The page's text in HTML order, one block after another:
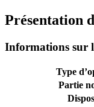
Présentation
Informations sur
Type
Partie